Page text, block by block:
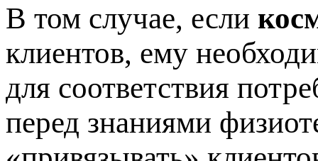
В том случае, если
клиентов, ему
для соответствия
перед знаниями